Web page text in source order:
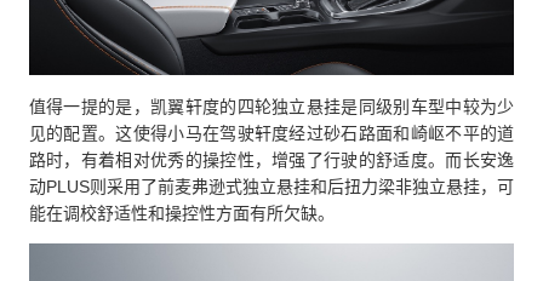
值得一提的是，凯翼轩度的四轮独立悬挂是同级别车型中较为少
见的配置。这使得小马在驾驶轩度经过砂石路面和崎岖不平的道
路时，有着相对优秀的操控性，增强了行驶的舒适度。而长安逸
动PLUS则采用了前麦弗逊式独立悬挂和后扭力梁非独立悬挂，可
能在调校舒适性和操控性方面有所欠缺。